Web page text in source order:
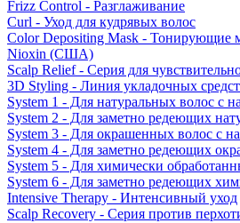
Frizz Control - Разглаживание
Curl - Уход для кудрявых волос
Color Depositing Mask - Тонирующие
Nioxin (США)
Scalp Relief - Серия для
3D Styling - Линия укладочных
System 1 - Для натуральных волос с
System 2 - Для заметно редеющих
System 3 - Для окрашенных волос с
System 4 - Для заметно редеющих
System 5 - Для химически
System 6 - Для заметно редеющих
Intensive Therapy - Интенсивный уход
Scalp Recovery - Серия против